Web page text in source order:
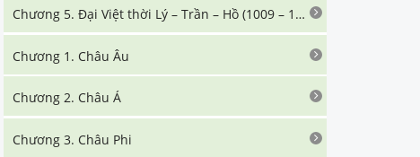
Chương 5. Đại Việt thời Lý – Trần – Hồ (1009 – 1407)
Chương 1. Châu Âu
Chương 2. Châu Á
Chương 3. Châu Phi